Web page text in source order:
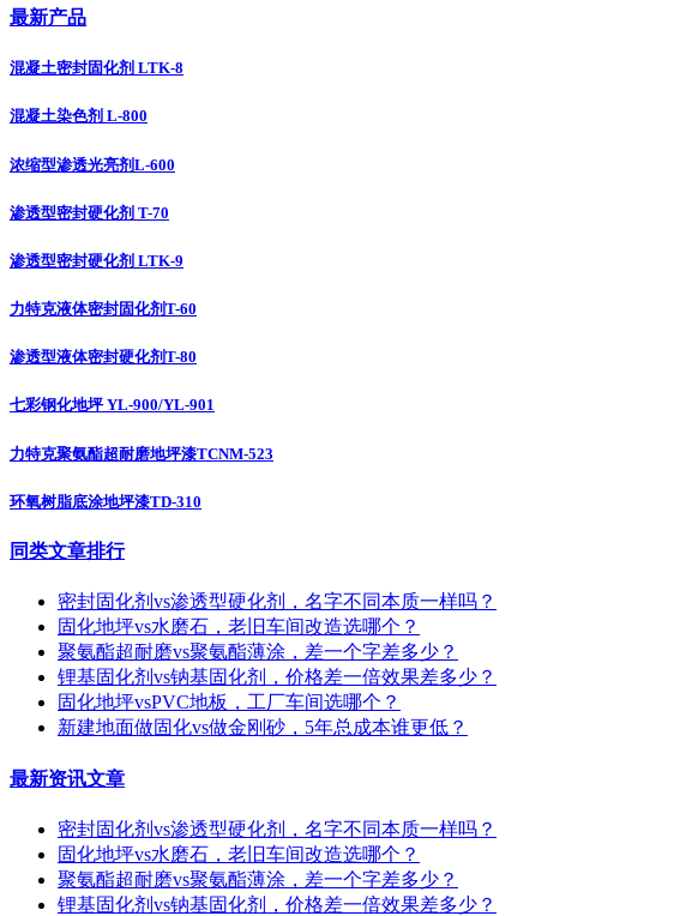
最新产品
混凝土密封固化剂 LTK-8
混凝土染色剂 L-800
浓缩型渗透光亮剂L-600
渗透型密封硬化剂 T-70
渗透型密封硬化剂 LTK-9
力特克液体密封固化剂T-60
渗透型液体密封硬化剂T-80
七彩钢化地坪 YL-900/YL-901
力特克聚氨酯超耐磨地坪漆TCNM-523
环氧树脂底涂地坪漆TD-310
同类文章排行
密封固化剂vs渗透型硬化剂，名字不同本质一样吗？
固化地坪vs水磨石，老旧车间改造选哪个？
聚氨酯超耐磨vs聚氨酯薄涂，差一个字差多少？
锂基固化剂vs钠基固化剂，价格差一倍效果差多少？
固化地坪vsPVC地板，工厂车间选哪个？
新建地面做固化vs做金刚砂，5年总成本谁更低？
最新资讯文章
密封固化剂vs渗透型硬化剂，名字不同本质一样吗？
固化地坪vs水磨石，老旧车间改造选哪个？
聚氨酯超耐磨vs聚氨酯薄涂，差一个字差多少？
锂基固化剂vs钠基固化剂，价格差一倍效果差多少？